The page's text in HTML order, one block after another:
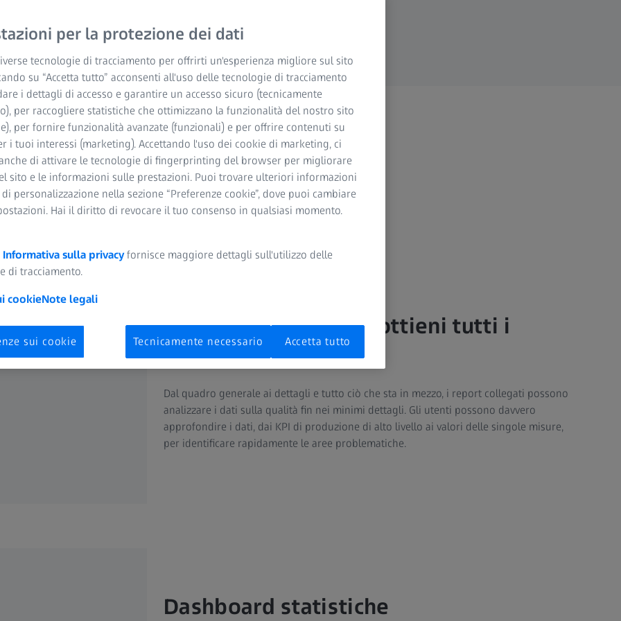
PiWeb
si ha realmente bisogno. Con ZEISS PiWeb si ottengono
informazioni rilevanti.
Rapporti drill-down: ottieni tutti i
dettagli
Dal quadro generale ai dettagli e tutto ciò che sta in mezzo, i report collegati possono
analizzare i dati sulla qualità fin nei minimi dettagli. Gli utenti possono davvero
approfondire i dati, dai KPI di produzione di alto livello ai valori delle singole misure,
per identificare rapidamente le aree problematiche.
Dashboard statistiche
per la protezione dei dati
tecnologie di tracciamento per offrirti un'esperienza migliore sul sito
su “Accetta tutto” acconsenti all'uso delle tecnologie di tracciamento
i dettagli di accesso e garantire un accesso sicuro (tecnicamente
per raccogliere statistiche che ottimizzano la funzionalità del nostro sito
per fornire funzionalità avanzate (funzionali) e per offrire contenuti su
i tuoi interessi (marketing). Accettando l'uso dei cookie di marketing, ci
di attivare le tecnologie di fingerprinting del browser per migliorare
sito e le informazioni sulle prestazioni. Puoi trovare ulteriori informazioni
personalizzazione nella sezione “Preferenze cookie”, dove puoi cambiare
Hai il diritto di revocare il tuo consenso in qualsiasi momento.
Informativa sulla privacyfornisce maggiore dettagli sull'utilizzo delle
di tracciamento.
cookieNote legali
sui cookie Tecnicamente necessario Accetta tutto